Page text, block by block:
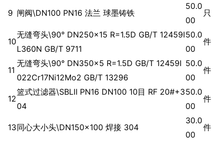
9 闸阀\DN100 PN16 法兰 球墨铸铁
50.0
00
只
10
无缝弯头\90° DN250×15 R=1.5D GB/T 12459Ⅰ
L360N GB/T 9711
50.0
00
件
11
无缝弯头\90° DN350×5 R=1.5D GB/T 12459Ⅰ
022Cr17Ni12Mo2 GB/T 13296
50.0
00
件
12
篮式过滤器\SBLⅡ PN16 DN100 10目 RF 20#+3
04
50.0
00
件
13同心大小头\DN150×100 焊接 304
30.0
00
件